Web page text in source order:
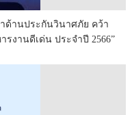
ด้านประกันวินาศภัย คว้า
งานดีเด่น ประจำปี 2566”